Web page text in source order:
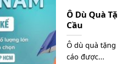
Ô Dù Quà
Cầu
Ô dù quà
cáo được...